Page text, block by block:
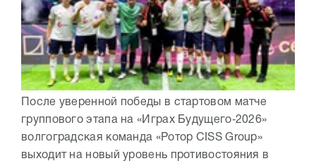
После уверенной победы в стартовом матче
группового этапа на «Играх Будущего‑2026»
волгоградская команда «Ротор CISS Group»
выходит на новый уровень противостояния в